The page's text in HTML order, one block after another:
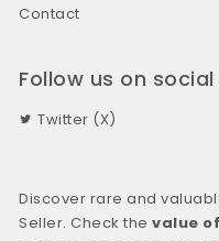
Contact
Follow us on
Twitter (X)
Discover rare and
Seller. Check thevalue